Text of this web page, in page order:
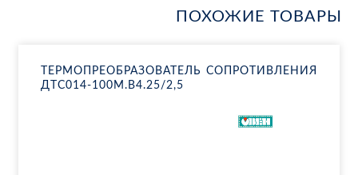
ПОХОЖИЕ ТОВАРЫ
ТЕР­МО­ПРЕ­ОБ­РА­ЗО­ВА­ТЕЛЬ СО­ПРО­ТИВ­ЛЕ­НИЯ
ДТ­С014-100М.В4.25/2,5